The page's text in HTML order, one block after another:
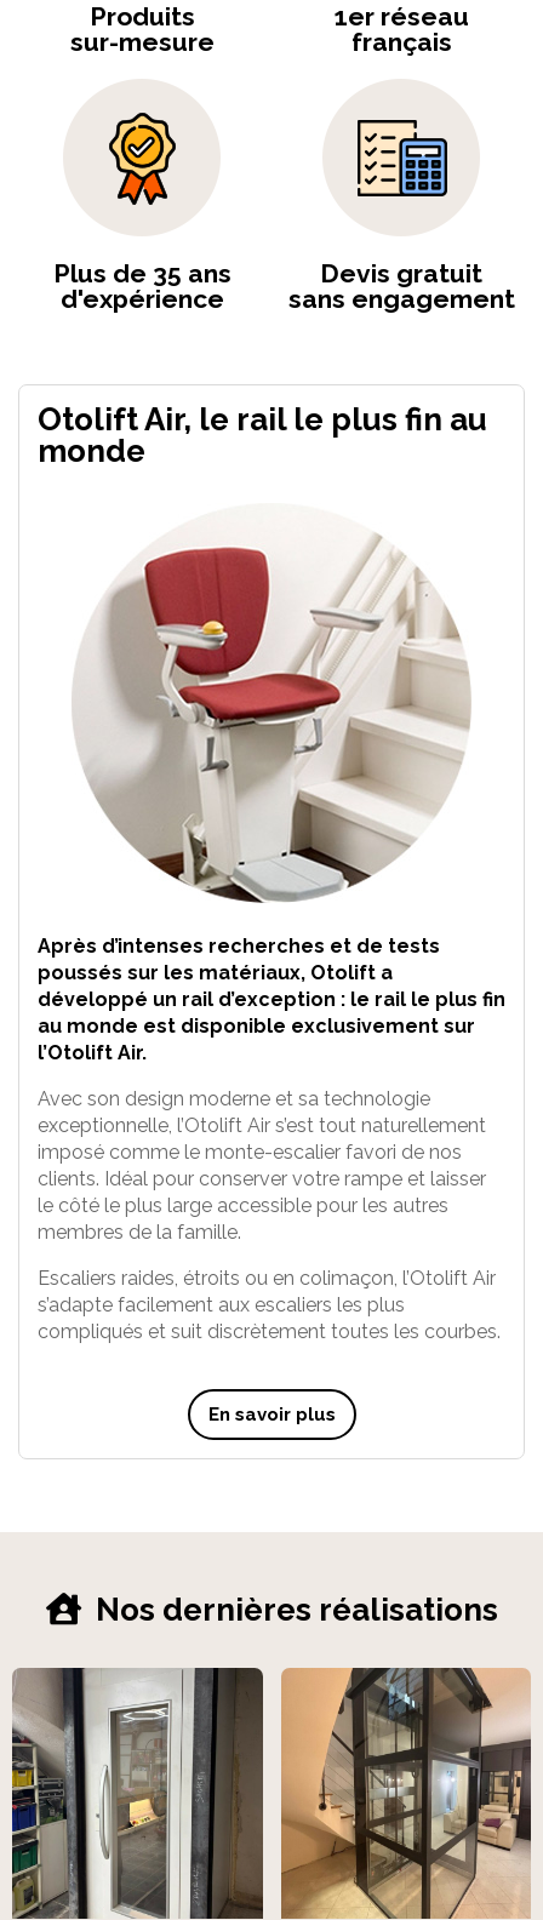
Produits
sur-mesure
1er réseau
français
Plus de 35 ans
d'expérience
Devis gratuit
sans engagement
Otolift Air, le rail le plus fin au
monde
Après d’intenses recherches et de tests
poussés sur les matériaux, Otolift a
développé un rail d’exception : le rail le plus fin
au monde est disponible exclusivement sur
l’Otolift Air.
Avec son design moderne et sa technologie
exceptionnelle, l’Otolift Air s’est tout naturellement
imposé comme le monte-escalier favori de nos
clients. Idéal pour conserver votre rampe et laisser
le côté le plus large accessible pour les autres
membres de la famille.
Escaliers raides, étroits ou en colimaçon, l’Otolift Air
s’adapte facilement aux escaliers les plus
compliqués et suit discrètement toutes les courbes.
En savoir plus
Nos dernières réalisations